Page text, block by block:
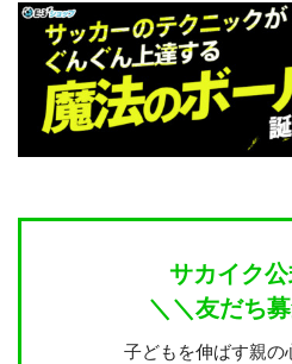
サカイク
＼＼友だち
子どもを伸ばす親の